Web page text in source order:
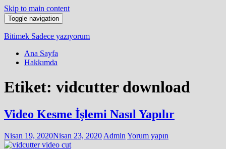
Skip to main content
Toggle navigation
Bitimek Sadece yazıyorum
Ana Sayfa
Hakkımda
Etiket: vidcutter download
Video Kesme İşlemi Nasıl Yapılır
Nisan 19, 2020Nisan 23, 2020 Admin Yorum yapın